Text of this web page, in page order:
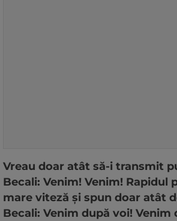
Vreau doar atât să-i transmit
Becali: Venim! Venim! Rapidul
mare viteză și spun doar atât
Becali: Venim după voi! Venim